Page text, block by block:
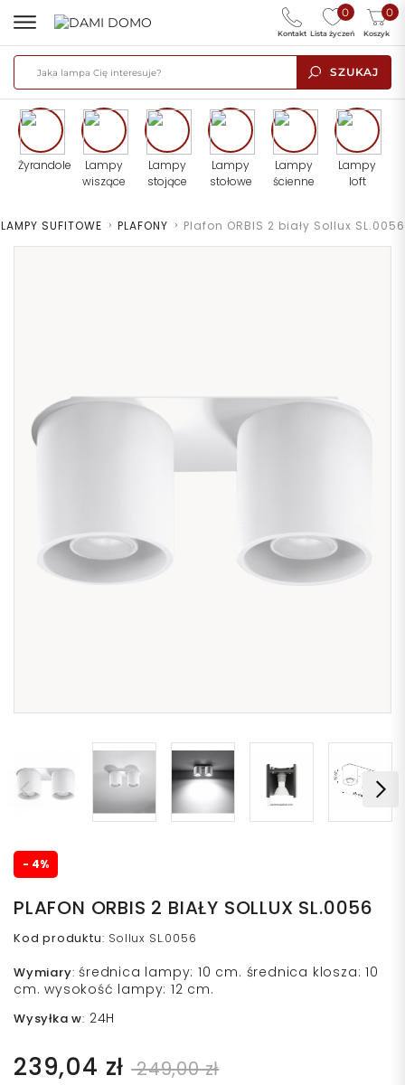
SZUKAJ
0
Lista życzeń
0
Koszyk
Kontakt
Żyrandole
Lampy
wiszące
Lampy
stojące
Lampy
stołowe
Lampy
ścienne
Lampy
loft
LAMPY SUFITOWE > PLAFONY > Plafon ORBIS 2 biały Sollux SL.0056
- 4%
PLAFON ORBIS 2 BIAŁY SOLLUX SL.0056
Kod produktu: Sollux SL.0056
Wymiary: średnica lampy: 10 cm. średnica klosza: 10
cm. wysokość lampy: 12 cm.
Wysyłka w: 24H
239,04 zł 249,00 zł